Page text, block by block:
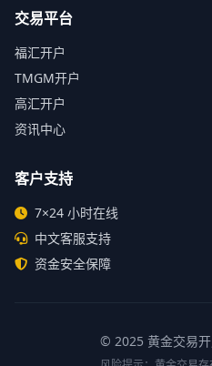
交易平台
福汇开户
TMGM开户
高汇开户
资讯中心
客户支持
7×24 小时在线
中文客服支持
资金安全保障
© 2025 黄金交易